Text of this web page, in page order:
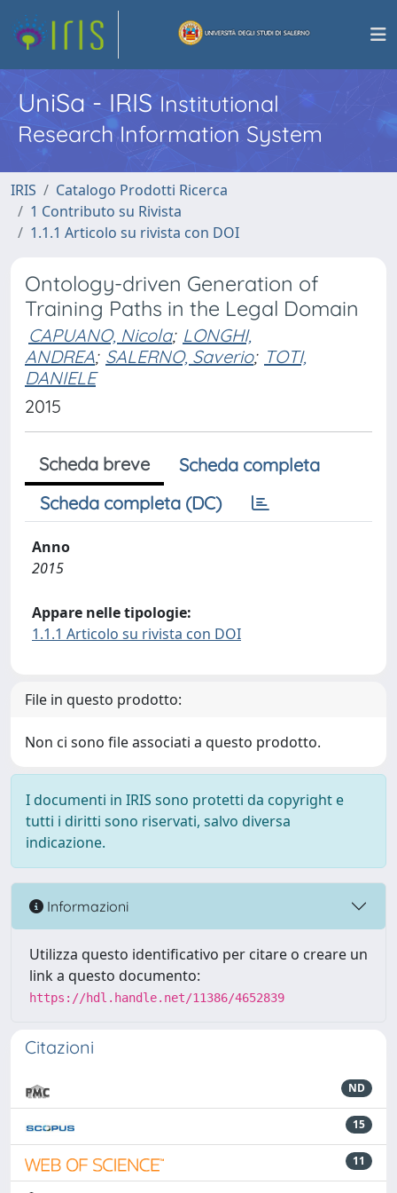
UniSa - IRISInstitutional
Research Information System
IRIS
Catalogo Prodotti Ricerca
1 Contributo su Rivista
1.1.1 Articolo su rivista con DOI
Ontology-driven Generation of
Training Paths in the Legal Domain
CAPUANO, Nicola; LONGHI,
ANDREA; SALERNO, Saverio; TOTI,
DANIELE
2015
Scheda breve
Scheda completa
Scheda completa (DC)
Anno
2015
Appare nelle tipologie:
1.1.1 Articolo su rivista con DOI
File in questo prodotto:
Non ci sono file associati a questo prodotto.
I documenti in IRIS sono protetti da copyright e
tutti i diritti sono riservati, salvo diversa
indicazione.
Informazioni
Utilizza questo identificativo per citare o creare un
link a questo documento:
https://hdl.handle.net/11386/4652839
Citazioni
ND
15
11